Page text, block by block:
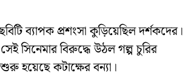
ব্যাপক প্রশংসা কুড়িয়েছিল দর্শকদের।
সিনেমার বিরুদ্ধে উঠল গল্প চুরির
হয়েছে কটাক্ষের বন্যা।